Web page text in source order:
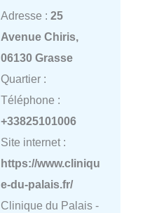
Adresse : 25
Avenue Chiris,
06130 Grasse
Quartier :
Téléphone :
+33825101006
Site internet :
https://www.cliniqu
e-du-palais.fr/
Clinique du Palais -